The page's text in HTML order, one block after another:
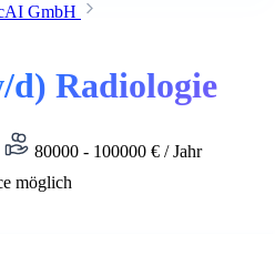
GmbH
Radiologie
80000 - 100000 € / Jahr
möglich